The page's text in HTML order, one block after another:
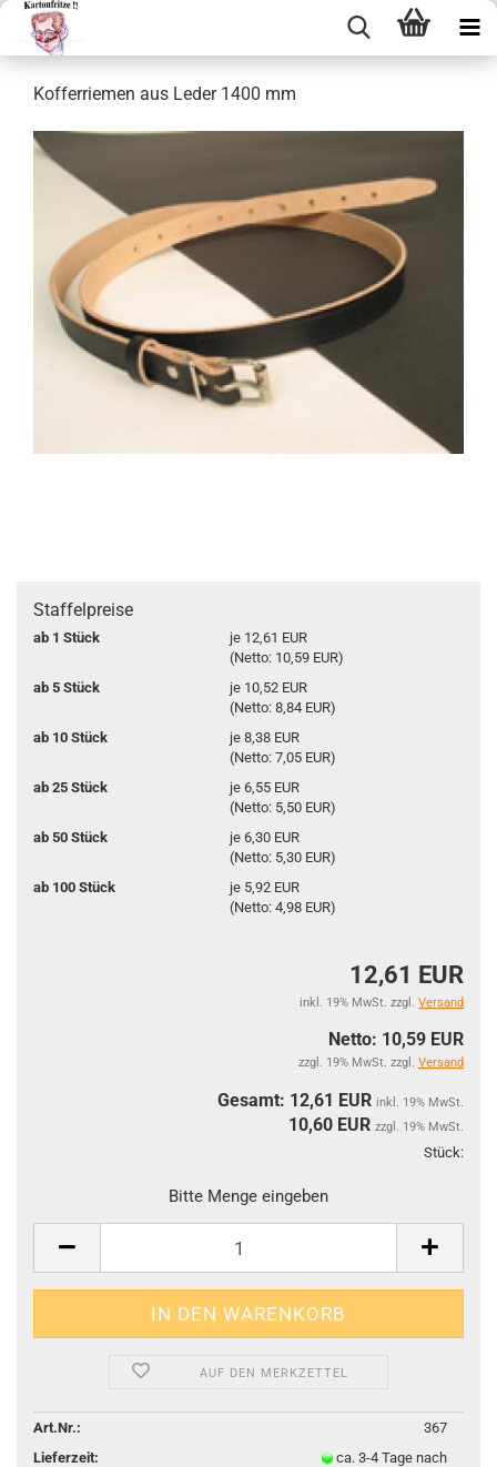
Kof­fer­rie­men aus Leder 1400 mm
Staffelpreise
ab 1 Stück
je 12,61 EUR
(Netto: 10,59 EUR)
ab 5 Stück
je 10,52 EUR
(Netto: 8,84 EUR)
ab 10 Stück
je 8,38 EUR
(Netto: 7,05 EUR)
ab 25 Stück
je 6,55 EUR
(Netto: 5,50 EUR)
ab 50 Stück
je 6,30 EUR
(Netto: 5,30 EUR)
ab 100 Stück
je 5,92 EUR
(Netto: 4,98 EUR)
12,61 EUR
inkl. 19% MwSt. zzgl. Versand
Netto: 10,59 EUR
zzgl. 19% MwSt. zzgl. Versand
Gesamt: 12,61 EUR inkl. 19% MwSt.
10,60 EUR zzgl. 19% MwSt.
Stück:
Bitte Menge eingeben
AUF DEN MERKZETTEL
Art.Nr.:
367
Lieferzeit:
ca. 3-4 Tage nach